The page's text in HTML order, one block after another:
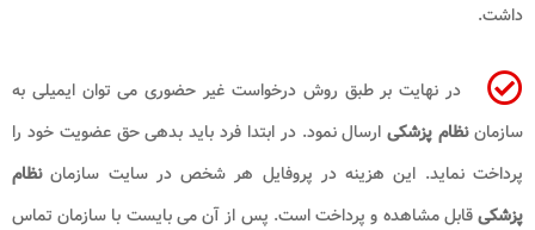
داشت.
در نهایت بر طبق روش درخواست غیر حضوری می توان ایمیلی به
سازماننظام پزشکیارسال نمود. در ابتدا فرد باید بدهی حق عضویت خود را
پرداخت نماید. این هزینه در پروفایل هر شخص در سایت سازماننظام
پزشکیقابل مشاهده و پرداخت است. پس از آن می بایست با سازمان تماس